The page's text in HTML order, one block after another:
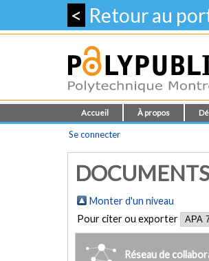
< Retour au
Accueil À propos
Se connecter
Monter d'un niveau
Pour citer ou exporter
Réseau de